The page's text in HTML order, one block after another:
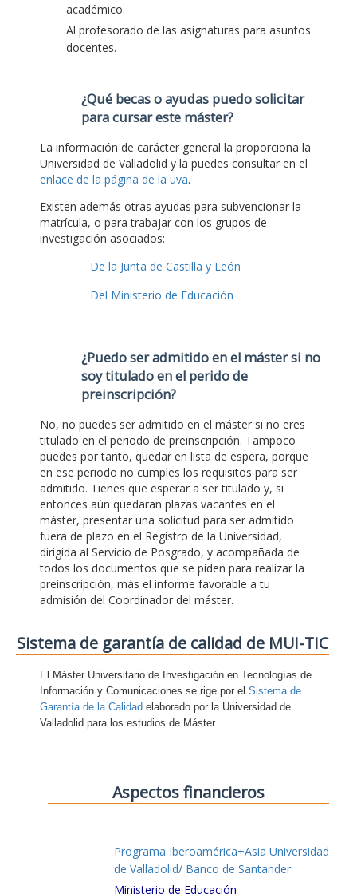
académico.
Al profesorado de las asignaturas para asuntos
docentes.
¿Qué becas o ayudas puedo solicitar
para cursar este máster?
La información de carácter general la proporciona la
Universidad de Valladolid y la puedes consultar en el
enlace de la página de la uva.
Existen además otras ayudas para subvencionar la
matrícula, o para trabajar con los grupos de
investigación asociados:
De la Junta de Castilla y León
Del Ministerio de Educación
¿Puedo ser admitido en el máster si no
soy titulado en el perido de
preinscripción?
No, no puedes ser admitido en el máster si no eres
titulado en el periodo de preinscripción. Tampoco
puedes por tanto, quedar en lista de espera, porque
en ese periodo no cumples los requisitos para ser
admitido. Tienes que esperar a ser titulado y, si
entonces aún quedaran plazas vacantes en el
máster, presentar una solicitud para ser admitido
fuera de plazo en el Registro de la Universidad,
dirigida al Servicio de Posgrado, y acompañada de
todos los documentos que se piden para realizar la
preinscripción, más el informe favorable a tu
admisión del Coordinador del máster.
Sistema de garantía de calidad de MUI-TIC
El Máster Universitario de Investigación en Tecnologías de
Información y Comunicaciones se rige por el Sistema de
Garantía de la Calidad elaborado por la Universidad de
Valladolid para los estudios de Máster.
Aspectos financieros
Programa Iberoamérica+Asia Universidad
de Valladolid/ Banco de Santander
Ministerio de Educación